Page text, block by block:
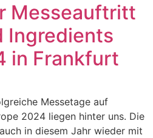
Messeauftritt
Ingredients
in Frankfurt
Messetage auf
2024 liegen hinter uns. Die
in diesem Jahr wieder mit